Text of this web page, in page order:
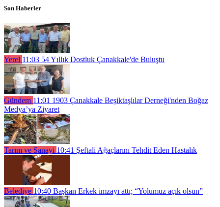
Son Haberler
Yerel 11:03 54 Yıllık Dostluk Çanakkale'de Buluştu
Gündem 11:01 1903 Çanakkale Beşiktaşlılar Derneği'nden Boğaz
Medya’ya Ziyaret
Tarım ve Sanayi 10:41 Şeftali Ağaçlarını Tehdit Eden Hastalık
Belediye 10:40 Başkan Erkek imzayı attı; “Yolumuz açık olsun”